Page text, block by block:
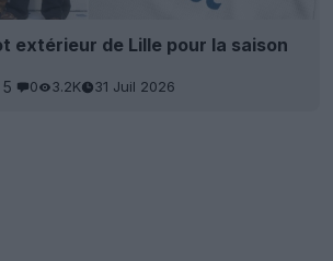
extérieur de Lille pour la saison
5 0 3.2K 31 Juil 2026